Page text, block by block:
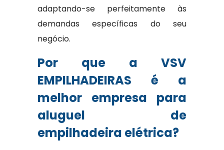
adaptando-se perfeitamente às
demandas específicas do seu
negócio.
Por que a VSV
EMPILHADEIRAS é a
melhor empresa para
aluguel de
empilhadeira elétrica?